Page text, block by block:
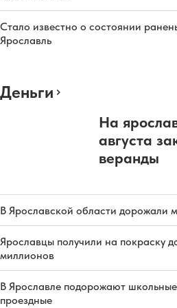
Стало известно о состоянии
Ярославль
Деньги
На
августа
веранды
В Ярославской области дорожали
Ярославцы получили на покраску
миллионов
В Ярославле подорожают школьные
проездные